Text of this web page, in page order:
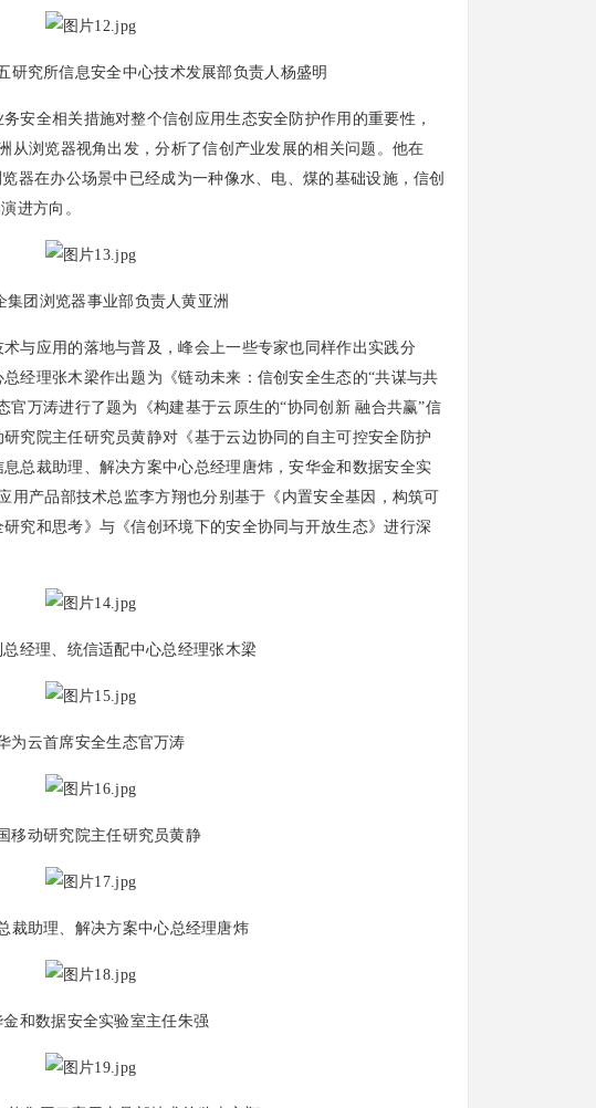
研究所信息安全中心技术发展部负责人杨盛明
全相关措施对整个信创应用生态安全防护作用的重要性，
从浏览器视角出发，分析了信创产业发展的相关问题。他在
器在办公场景中已经成为一种像水、电、煤的基础设施，信创
进方向。
集团浏览器事业部负责人黄亚洲
应用的落地与普及，峰会上一些专家也同样作出实践分
经理张木梁作出题为《链动未来：信创安全生态的“共谋与共
官万涛进行了题为《构建基于云原生的“协同创新 融合共赢”信
究院主任研究员黄静对《基于云边协同的自主可控安全防护
总裁助理、解决方案中心总经理唐炜，安华金和数据安全实
用产品部技术总监李方翔也分别基于《内置安全基因，构筑可
究和思考》与《信创环境下的安全协同与开放生态》进行深
经理、统信适配中心总经理张木梁
为云首席安全生态官万涛
移动研究院主任研究员黄静
裁助理、解决方案中心总经理唐炜
金和数据安全实验室主任朱强